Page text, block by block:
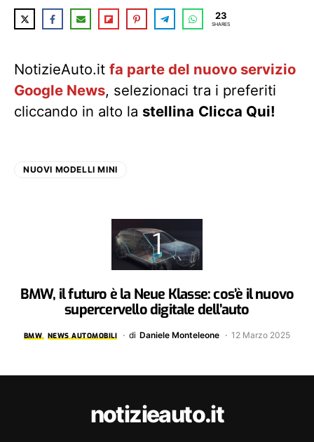
23
SHARES
NotizieAuto.it fa parte del nuovo servizio
Google News, selezionaci tra i preferiti
cliccando in alto la stellina Clicca Qui!
NUOVI MODELLI MINI
BMW, il futuro è la Neue Klasse: cos’è il nuovo
supercervello digitale dell’auto
BMW NEWS AUTOMOBILI di Daniele Monteleone 12 Marzo 2025
notizieauto.it